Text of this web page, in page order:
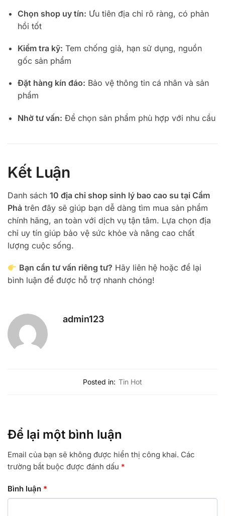
Chọn shop uy tín: Ưu tiên địa chỉ rõ ràng, có phản
hồi tốt
Kiểm tra kỹ: Tem chống giả, hạn sử dụng, nguồn
gốc sản phẩm
Đặt hàng kín đáo: Bảo vệ thông tin cá nhân và sản
phẩm
Nhờ tư vấn: Để chọn sản phẩm phù hợp với nhu cầu
Kết Luận
Danh sách 10 địa chỉ shop sinh lý bao cao su tại Cẩm
Phả trên đây sẽ giúp bạn dễ dàng tìm mua sản phẩm
chính hãng, an toàn với dịch vụ tận tâm. Lựa chọn địa
chỉ uy tín giúp bảo vệ sức khỏe và nâng cao chất
lượng cuộc sống.
Bạn cần tư vấn riêng tư? Hãy liên hệ hoặc để lại
bình luận để được hỗ trợ nhanh chóng!
admin123
Posted in: Tin Hot
Để lại một bình luận
Email của bạn sẽ không được hiển thị công khai. Các
trường bắt buộc được đánh dấu *
Bình luận *